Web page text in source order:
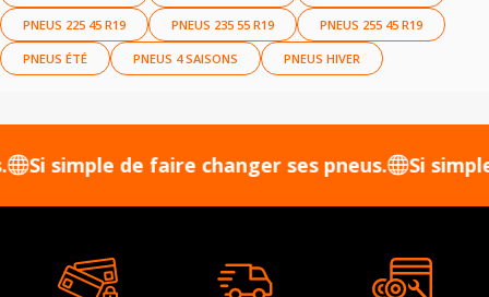
PNEUS 225 45 R19 PNEUS 235 55 R19 PNEUS 255 45 R19
PNEUS ÉTÉ PNEUS 4 SAISONS PNEUS HIVER
de faire changer ses pneus. Si simple de